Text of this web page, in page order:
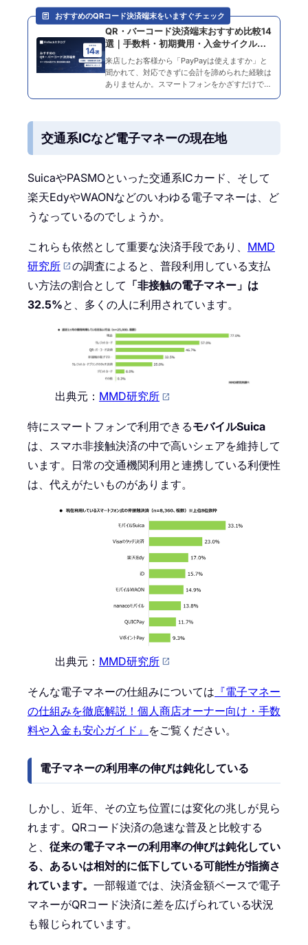
おすすめのQRコード決済端末をいますぐチェック
QR・バーコード決済端末おすすめ比較14
選｜手数料・初期費用・入金サイクルで
選ぶ
来店したお客様から「PayPayは使えますか」と
聞かれて、対応できずに会計を諦められた経験は
ありませんか。スマートフォンをかざすだけで支
交通系ICなど電子マネーの現在地
SuicaやPASMOといった交通系ICカード、そして
楽天EdyやWAONなどのいわゆる電子マネーは、ど
うなっているのでしょうか。
これらも依然として重要な決済手段であり、 MMD
研究所
の調査によると、普段利用している支払
い方法の割合として 「非接触の電子マネー」は
32.5%と、多くの人に利用されています。
出典元： MMD研究所
特にスマートフォンで利用できるモバイルSuica
は、スマホ非接触決済の中で高いシェアを維持して
います。日常の交通機関利用と連携している利便性
は、代えがたいものがあります。
出典元： MMD研究所
そんな電子マネーの仕組みについては 『電子マネー
の仕組みを徹底解説！個人商店オーナー向け・手数
料や入金も安心ガイド』 をご覧ください。
電子マネーの利用率の伸びは鈍化している
しかし、近年、その立ち位置には変化の兆しが見ら
れます。QRコード決済の急速な普及と比較する
と、 従来の電子マネーの利用率の伸びは鈍化してい
る、あるいは相対的に低下している可能性が指摘さ
れています。 一部報道では、決済金額ベースで電子
マネーがQRコード決済に差を広げられている状況
も報じられています。